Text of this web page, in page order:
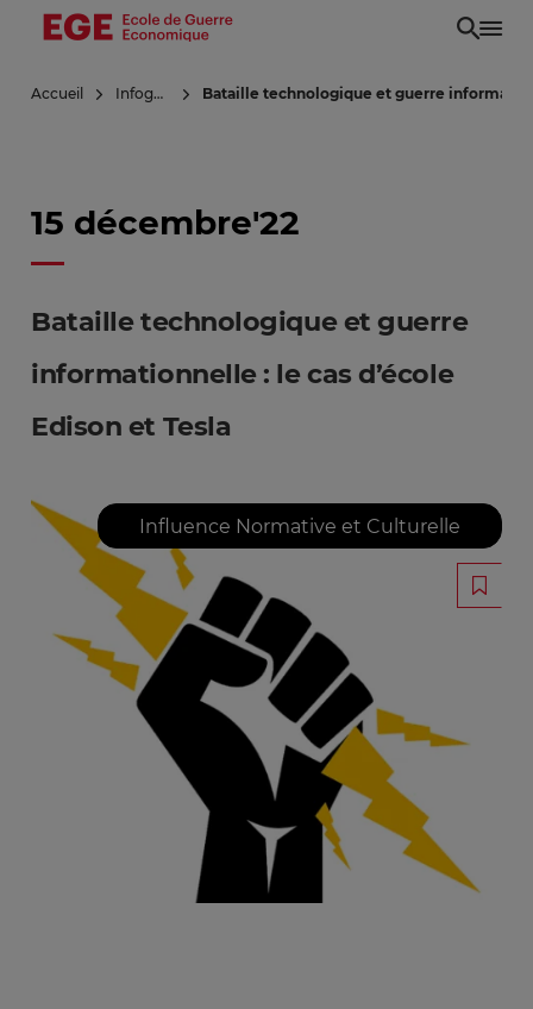
Aller
principal
Accueil Infoguerre Bataille technologique et guerre
15 décembre'22
Bataille technologique et guerre
informationnelle : le cas d’école
Edison et Tesla
Influence Normative et Culturelle